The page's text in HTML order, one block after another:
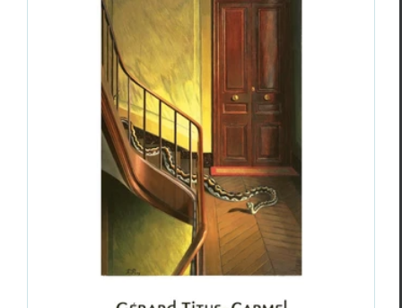
Gérard Titus-Carmel,Palières
Dominique Sampiero,Retour au nous
végétal
Dominique Sampiero Gérard Titus-Carmel